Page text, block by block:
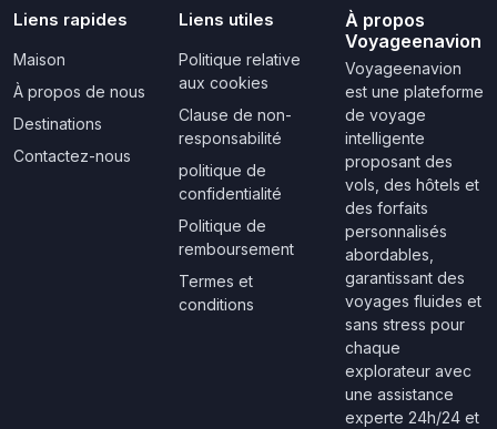
Liens rapides
Maison
À propos de nous
Destinations
Contactez-nous
Liens utiles
Politique relative
aux cookies
Clause de non-
responsabilité
politique de
confidentialité
Politique de
remboursement
Termes et
conditions
À propos
Voyageenavion
Voyageenavion
est une plateforme
de voyage
intelligente
proposant des
vols, des hôtels et
des forfaits
personnalisés
abordables,
garantissant des
voyages fluides et
sans stress pour
chaque
explorateur avec
une assistance
experte 24h/24 et